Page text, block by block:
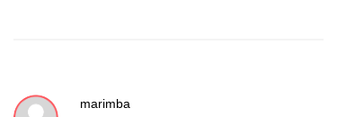
marimba